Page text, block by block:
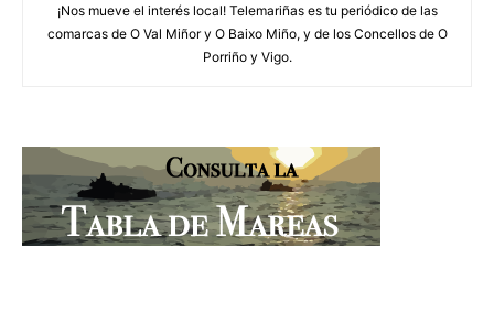
¡Nos mueve el interés local! Telemariñas es tu periódico de las
comarcas de O Val Miñor y O Baixo Miño, y de los Concellos de O
Porriño y Vigo.